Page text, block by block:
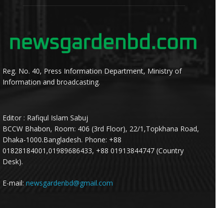
Reg. No. 40, Press Information Department, Ministry of
Information and broadcasting.
Editor : Rafiqul Islam Sabuj
BCCW Bhabon, Room: 406 (3rd Floor), 22/1,Topkhana Road,
Dhaka-1000.Bangladesh. Phone: +88
01828184001,01989686433, +88 01913844747 (Country
Desk).
E-mail: newsgardenbd@gmail.com